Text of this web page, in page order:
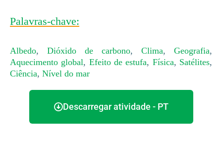
Palavras-chave:
Albedo, Dióxido de carbono, Clima, Geografia,
Aquecimento global, Efeito de estufa, Física, Satélites,
Ciência, Nível do mar
Descarregar atividade - PT